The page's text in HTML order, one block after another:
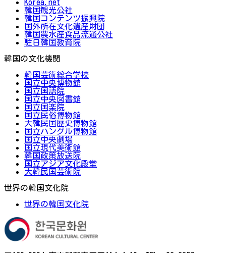
Korea.net
韓国観光公社
韓国コンテンツ振興院
国外所在文化遺産財団
韓国農水産食品流通公社
駐日韓国教育院
韓国の文化機関
韓国芸術総合学校
国立中央博物館
国立国語院
国立中央図書館
国立国楽院
国立民俗博物館
大韓民国歴史博物館
国立ハングル博物館
国立中央劇場
国立現代美術館
韓国政策放送院
国立アジア文化殿堂
大韓民国芸術院
世界の韓国文化院
世界の韓国文化院